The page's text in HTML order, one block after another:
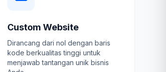
Custom Website
Dirancang dari nol dengan baris
kode berkualitas tinggi untuk
menjawab tantangan unik bisnis